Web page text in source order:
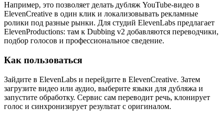
Например, это позволяет делать дубляж YouTube-видео в
ElevenCreative в один клик и локализовывать рекламные
ролики под разные рынки. Для студий ElevenLabs предлагает
ElevenProductions: там к Dubbing v2 добавляются переводчики,
подбор голосов и профессиональное сведение.
Как пользоваться
Зайдите в ElevenLabs и перейдите в ElevenCreative. Затем
загрузите видео или аудио, выберите языки для дубляжа и
запустите обработку. Сервис сам переводит речь, клонирует
голос и синхронизирует результат с оригиналом.